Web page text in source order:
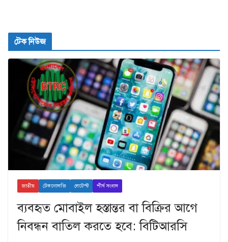
টেক নিউজ
জাতীয় টেকনোলজি লেটেস্ট শীর্ষ সংবাদ
ব্যবহৃত মোবাইল হস্তান্তর বা বিক্রির আগে
নিবন্ধন বাতিল করতে হবে: বিটিআরসি